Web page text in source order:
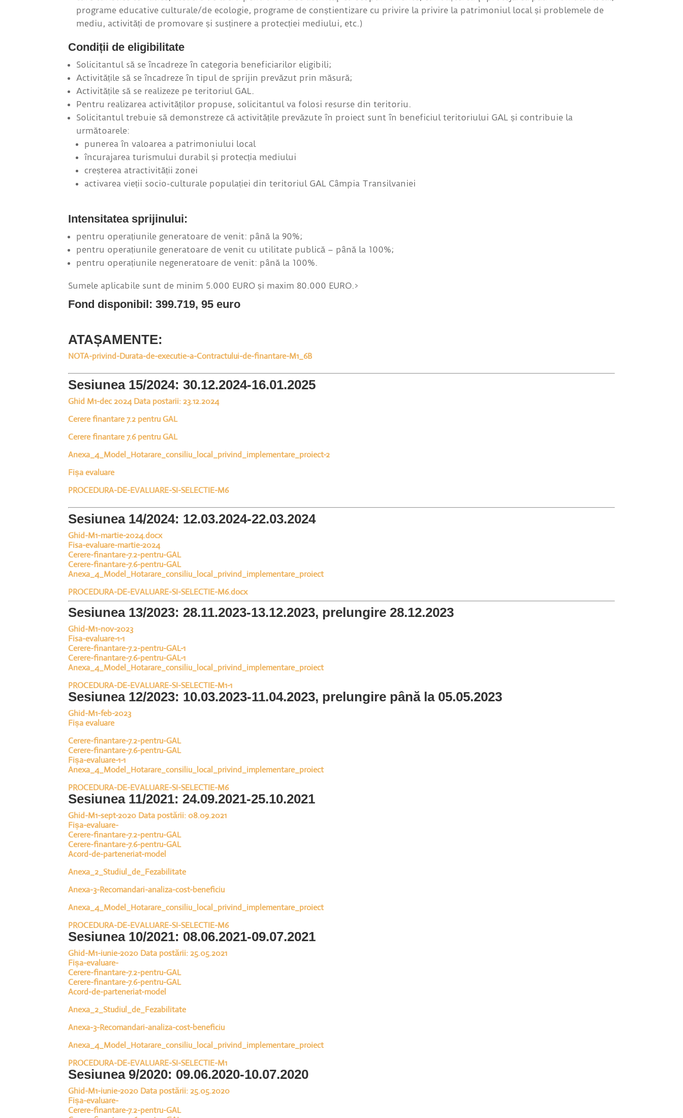
programe educative culturale/de ecologie, programe de conștientizare cu privire la privire la patrimoniul local și problemele de
mediu, activități de promovare și susținere a protecției mediului, etc.)
Condiții de eligibilitate
Solicitantul să se încadreze în categoria beneficiarilor eligibili;
Activitățile să se încadreze în tipul de sprijin prevăzut prin măsură;
Activitățile să se realizeze pe teritoriul GAL.
Pentru realizarea activităților propuse, solicitantul va folosi resurse din teritoriu.
Solicitantul trebuie să demonstreze că activitățile prevăzute în proiect sunt în beneficiul teritoriului GAL și contribuie la
următoarele:
punerea în valoarea a patrimoniului local
încurajarea turismului durabil și protecția mediului
creșterea atractivității zonei
activarea vieții socio-culturale populației din teritoriul GAL Câmpia Transilvaniei
Intensitatea sprijinului:
pentru operațiunile generatoare de venit: până la 90%;
pentru operațiunile generatoare de venit cu utilitate publică – până la 100%;
pentru operațiunile negeneratoare de venit: până la 100%.
Sumele aplicabile sunt de minim 5.000 EURO și maxim 80.000 EURO.>
Fond disponibil: 399.719, 95 euro
ATAȘAMENTE:
NOTA-privind-Durata-de-executie-a-Contractului-de-finantare-M1_6B
Sesiunea 15/2024: 30.12.2024-16.01.2025
Ghid M1-dec 2024 Data postarii: 23.12.2024
Cerere finantare 7.2 pentru GAL
Cerere finantare 7.6 pentru GAL
Anexa_4_Model_Hotarare_consiliu_local_privind_implementare_proiect-2
Fișa evaluare
PROCEDURA-DE-EVALUARE-SI-SELECTIE-M6
Sesiunea 14/2024: 12.03.2024-22.03.2024
Ghid-M1-martie-2024.docx
Fisa-evaluare-martie-2024
Cerere-finantare-7.2-pentru-GAL
Cerere-finantare-7.6-pentru-GAL
Anexa_4_Model_Hotarare_consiliu_local_privind_implementare_proiect
PROCEDURA-DE-EVALUARE-SI-SELECTIE-M6.docx
Sesiunea 13/2023: 28.11.2023-13.12.2023, prelungire 28.12.2023
Ghid-M1-nov-2023
Fisa-evaluare-1-1
Cerere-finantare-7.2-pentru-GAL-1
Cerere-finantare-7.6-pentru-GAL-1
Anexa_4_Model_Hotarare_consiliu_local_privind_implementare_proiect
PROCEDURA-DE-EVALUARE-SI-SELECTIE-M1-1
Sesiunea 12/2023: 10.03.2023-11.04.2023, prelungire până la 05.05.2023
Ghid-M1-feb-2023
Fișa evaluare
Cerere-finantare-7.2-pentru-GAL
Cerere-finantare-7.6-pentru-GAL
Fișa-evaluare-1-1
Anexa_4_Model_Hotarare_consiliu_local_privind_implementare_proiect
PROCEDURA-DE-EVALUARE-SI-SELECTIE-M6
Sesiunea 11/2021: 24.09.2021-25.10.2021
Ghid-M1-sept-2020 Data postării: 08.09.2021
Fișa-evaluare-
Cerere-finantare-7.2-pentru-GAL
Cerere-finantare-7.6-pentru-GAL
Acord-de-parteneriat-model
Anexa_2_Studiul_de_Fezabilitate
Anexa-3-Recomandari-analiza-cost-beneficiu
Anexa_4_Model_Hotarare_consiliu_local_privind_implementare_proiect
PROCEDURA-DE-EVALUARE-SI-SELECTIE-M6
Sesiunea 10/2021: 08.06.2021-09.07.2021
Ghid-M1-iunie-2020 Data postării: 25.05.2021
Fișa-evaluare-
Cerere-finantare-7.2-pentru-GAL
Cerere-finantare-7.6-pentru-GAL
Acord-de-parteneriat-model
Anexa_2_Studiul_de_Fezabilitate
Anexa-3-Recomandari-analiza-cost-beneficiu
Anexa_4_Model_Hotarare_consiliu_local_privind_implementare_proiect
PROCEDURA-DE-EVALUARE-SI-SELECTIE-M1
Sesiunea 9/2020: 09.06.2020-10.07.2020
Ghid-M1-iunie-2020 Data postării: 25.05.2020
Fișa-evaluare-
Cerere-finantare-7.2-pentru-GAL